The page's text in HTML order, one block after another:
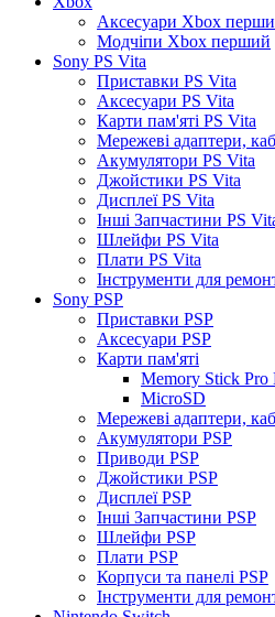
Аксесуари Xbox
Модчіпи Xbox перший
Sony PS Vita
Приставки PS Vita
Аксесуари PS Vita
Карти пам'яті PS Vita
Мережеві адаптери,
Акумулятори PS Vita
Джойстики PS Vita
Дисплеї PS Vita
Інші Запчастини PS
Шлейфи PS Vita
Плати PS Vita
Інструменти для
Sony PSP
Приставки PSP
Аксесуари PSP
Карти пам'яті
Memory Stick Pro
MicroSD
Мережеві адаптери,
Акумулятори PSP
Приводи PSP
Джойстики PSP
Дисплеї PSP
Інші Запчастини PSP
Шлейфи PSP
Плати PSP
Корпуси та панелі PSP
Інструменти для